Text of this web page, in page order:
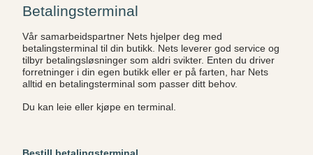
Betalingsterminal
Vår samarbeidspartner Nets hjelper deg med
betalingsterminal til din butikk. Nets leverer god service og
tilbyr betalingsløsninger som aldri svikter. Enten du driver
forretninger i din egen butikk eller er på farten, har Nets
alltid en betalingsterminal som passer ditt behov.
Du kan leie eller kjøpe en terminal.